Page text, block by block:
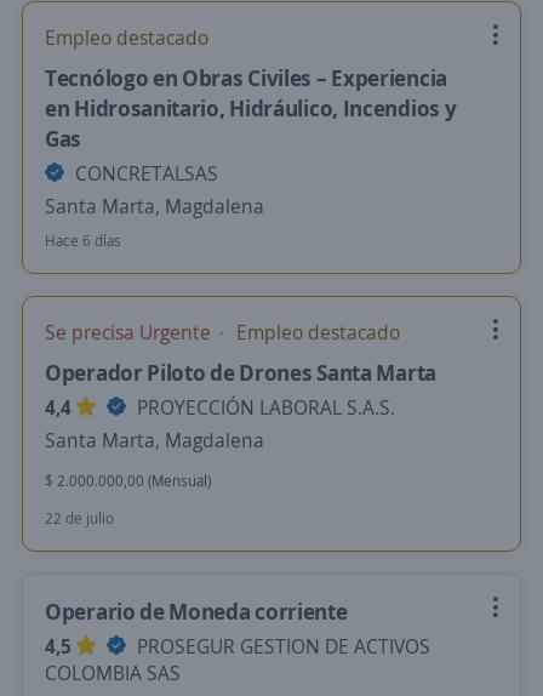
Empleo destacado
Tecnólogo en Obras Civiles – Experiencia
en Hidrosanitario, Hidráulico, Incendios y
Gas
CONCRETALSAS
Santa Marta, Magdalena
Hace 6 días
Se precisa Urgente Empleo destacado
Operador Piloto de Drones Santa Marta
4,4
PROYECCIÓN LABORAL S.A.S.
Santa Marta, Magdalena
$ 2.000.000,00 (Mensual)
22 de julio
Operario de Moneda corriente
4,5
PROSEGUR GESTION DE ACTIVOS
COLOMBIA SAS